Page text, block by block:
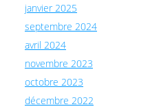
janvier 2025
septembre 2024
avril 2024
novembre 2023
octobre 2023
décembre 2022